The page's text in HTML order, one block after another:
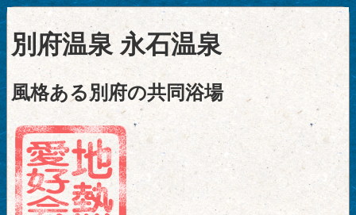
別府温泉 永石温泉
風格ある別府の共同浴場